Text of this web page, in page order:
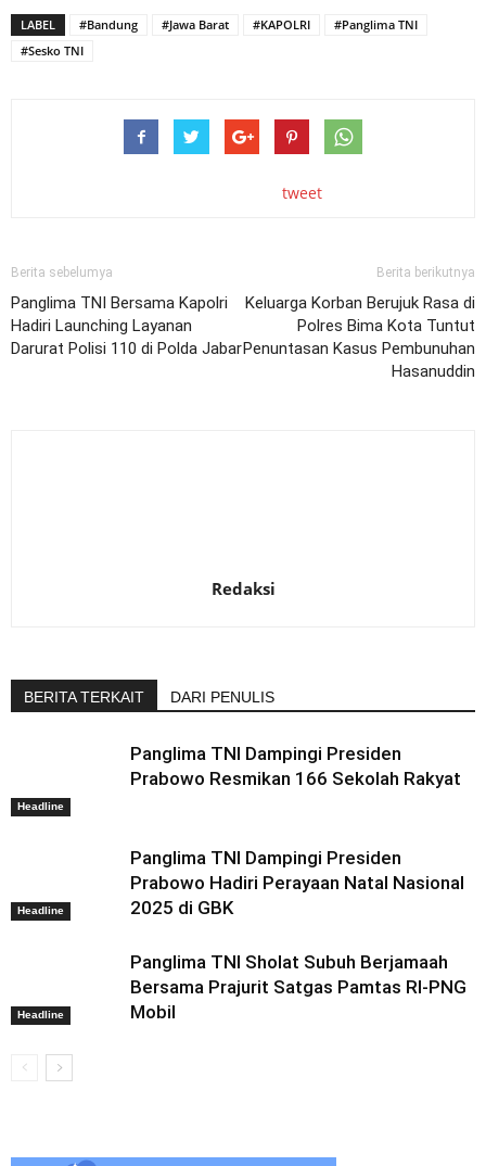
LABEL #Bandung #Jawa Barat #KAPOLRI
#Panglima TNI
#Sesko TNI
tweet
Berita sebelumya
Panglima TNI Bersama Kapolri
Hadiri Launching Layanan
Darurat Polisi 110 di Polda Jabar
Berita berikutnya
Keluarga Korban Berujuk Rasa di
Polres Bima Kota Tuntut
Penuntasan Kasus Pembunuhan
Hasanuddin
Redaksi
BERITA TERKAIT DARI PENULIS
Headline
Panglima TNI Dampingi Presiden
Prabowo Resmikan 166 Sekolah Rakyat
Headline
Panglima TNI Dampingi Presiden
Prabowo Hadiri Perayaan Natal Nasional
2025 di GBK
Headline
Panglima TNI Sholat Subuh Berjamaah
Bersama Prajurit Satgas Pamtas RI-PNG
Mobil